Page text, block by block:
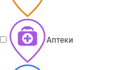
Аптеки